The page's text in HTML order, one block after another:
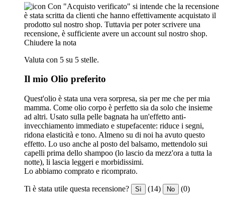
Con "Acquisto verificato" si intende che la recensione
è stata scritta da clienti che hanno effettivamente acquistato il
prodotto sul nostro shop. Tuttavia per poter scrivere una
recensione, è sufficiente avere un account sul nostro shop.
Chiudere la nota
Valuta con 5 su 5 stelle.
Il mio Olio preferito
Quest'olio è stata una vera sorpresa, sia per me che per mia
mamma. Come olio corpo è perfetto sia da solo che insieme
ad altri. Usato sulla pelle bagnata ha un'effetto anti-
invecchiamento immediato e stupefacente: riduce i segni,
ridona elasticità e tono. Almeno su di noi ha avuto questo
effetto. Lo uso anche al posto del balsamo, mettendolo sui
capelli prima dello shampoo (lo lascio da mezz'ora a tutta la
notte), li lascia leggeri e morbidissimi.
Lo abbiamo comprato e ricomprato.
Ti è stata utile questa recensione? Sì (14) No (0)